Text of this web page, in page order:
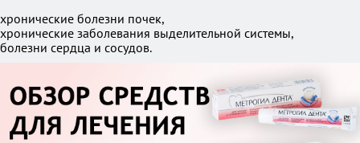
хронические болезни почек,
хронические заболевания выделительной системы,
болезни сердца и сосудов.